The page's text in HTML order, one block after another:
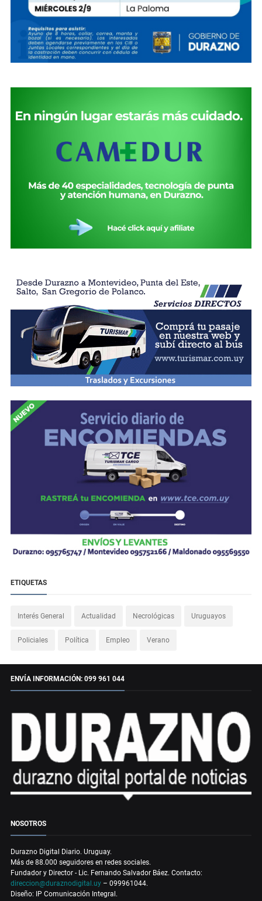
ETIQUETAS
Interés General Actualidad Necrológicas Uruguayos
Policiales Política Empleo Verano
ENVÍA INFORMACIÓN: 099 961 044
NOSOTROS
Durazno Digital Diario. Uruguay.
Más de 88.000 seguidores en redes sociales.
Fundador y Director - Lic. Fernando Salvador Báez. Contacto:
direccion@duraznodigital.uy – 099961044.
Diseño: IP Comunicación Integral.